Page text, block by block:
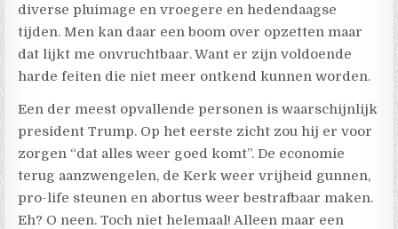
diverse pluimage en vroegere en hedendaagse
tijden. Men kan daar een boom over opzetten maar
dat lijkt me onvruchtbaar. Want er zijn voldoende
harde feiten die niet meer ontkend kunnen worden.
Een der meest opvallende personen is waarschijnlijk
president Trump. Op het eerste zicht zou hij er voor
zorgen “dat alles weer goed komt”. De economie
terug aanzwengelen, de Kerk weer vrijheid gunnen,
pro-life steunen en abortus weer bestrafbaar maken.
Eh? O neen. Toch niet helemaal! Alleen maar een